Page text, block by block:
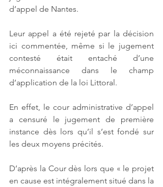
d’appel de Nantes.
Leur appel a été rejeté par la décision
ici commentée, même si le jugement
contesté était entaché d’une
méconnaissance dans le champ
d’application de la loi Littoral.
En effet, le cour administrative d’appel
a censuré le jugement de première
instance dès lors qu’il s’est fondé sur
les deux moyens précités.
D’après la Cour dès lors que « le projet
en cause est intégralement situé dans la